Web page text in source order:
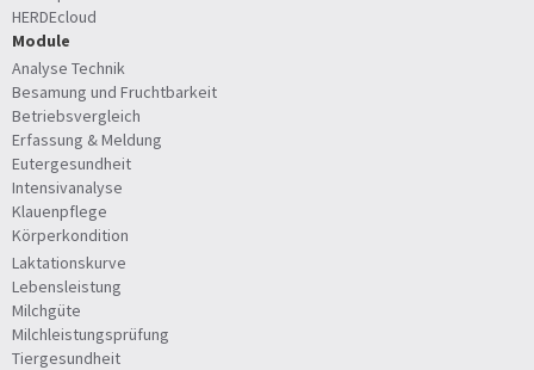
HERDEcloud
Module
Analyse Technik
Besamung und Fruchtbarkeit
Betriebsvergleich
Erfassung & Meldung
Eutergesundheit
Intensivanalyse
Klauenpflege
Körperkondition
Laktationskurve
Lebensleistung
Milchgüte
Milchleistungsprüfung
Tiergesundheit